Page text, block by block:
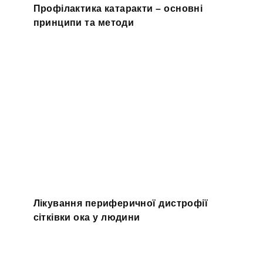
Профілактика катаракти – основні
принципи та методи
Лікування периферичної дистрофії
сітківки ока у людини